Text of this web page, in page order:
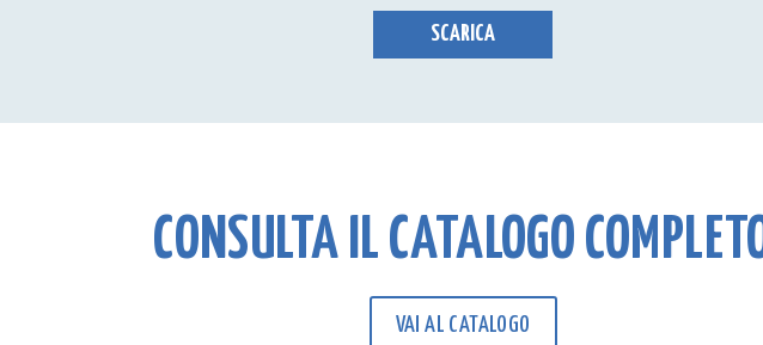
CONSULTA IL CATALOGO
VAI AL CATALOGO